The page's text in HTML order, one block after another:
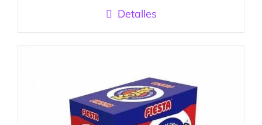
Detalles